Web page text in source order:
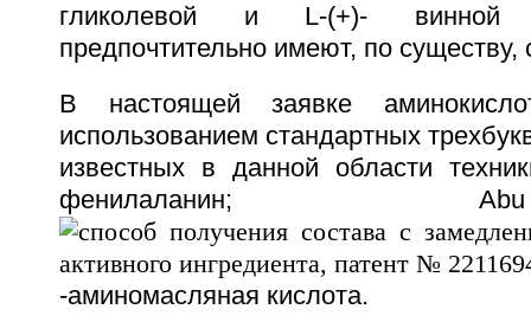
гликолевой и L-(+)- винной
предпочтительно имеют, по
В настоящей заявке
использованием стандартных
известных в данной области
-аминомасляная кислота.